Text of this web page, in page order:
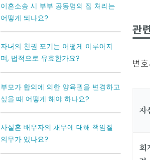
이혼소송 시 부부 공동명의 집 처리는
어떻게 되나요?
자녀의 친권 포기는 어떻게 이루어지
며, 법적으로 유효한가요?
부모가 합의에 의한 양육권을 변경하고
싶을 때 어떻게 해야 하나요?
사실혼 배우자의 채무에 대해 책임질
의무가 있나요?
관
변
자